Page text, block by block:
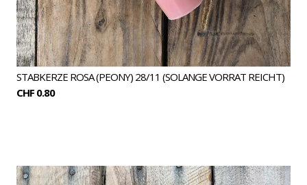
STABKERZE ROSA (PEONY) 28/11 (SOLANGE VORRAT REICHT)
CHF 0.80